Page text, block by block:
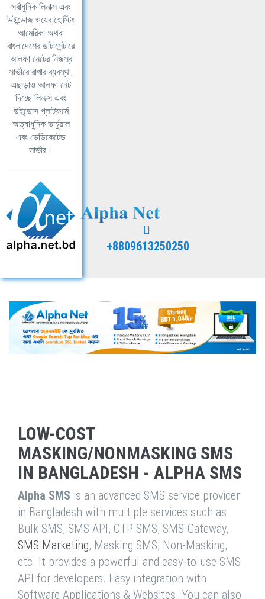
সর্বাধুনিক লিনাক্স এবং
উইন্ডোজ ওয়েব হোস্টিং
আমেরিকা অথবা
বাংলাদেশের ডাটাসেন্টারে
আলফা নেটের নিজস্ব
সার্ভারে রাখার ব্যবস্থা,
এছাড়াও আলফা নেট
দিচ্ছে লিনাক্স এবং
উইন্ডোস প্লাটফর্মে
অত্যাধুনিক ভার্চুয়াল
এবং ডেডিকেটেড
সার্ভার।
+8809613250250
LOW-COST
MASKING/NONMASKING SMS
IN BANGLADESH - ALPHA SMS
Alpha SMS is an advanced SMS service provider
in Bangladesh with multiple services such as
Bulk SMS, SMS API, OTP SMS, SMS Gateway,
SMS Marketing, Masking SMS, Non-Masking,
etc. It provides a powerful and easy-to-use SMS
API for developers. Easy integration with
Software Applications & Websites. You can also